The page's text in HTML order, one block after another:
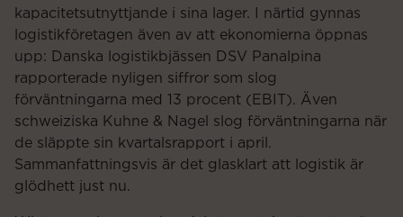
kapacitetsutnyttjande i sina lager. I närtid gynnas
logistikföretagen även av att ekonomierna öppnas
upp: Danska logistikbjässen DSV Panalpina
rapporterade nyligen siffror som slog
förväntningarna med 13 procent (EBIT). Även
schweiziska Kuhne & Nagel slog förväntningarna när
de släppte sin kvartalsrapport i april.
Sammanfattningsvis är det glasklart att logistik är
glödhett just nu.